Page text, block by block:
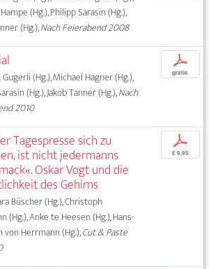
(Hg.), Philipp Sarasin (Hg.),
(Hg.),Nach Feierabend 2008
Gugerli (Hg.), Michael Hagner (Hg.),
(Hg.), Jakob Tanner (Hg.),Nach
2010
p
gratis
Tagespresse sich zu
ist nicht jedermanns
Oskar Vogt und die
des Gehirns
Büscher (Hg.), Christoph
(Hg.), Anke te Heesen (Hg.), Hans-
von Herrmann (Hg.),Cut & Paste
p
€ 9,95